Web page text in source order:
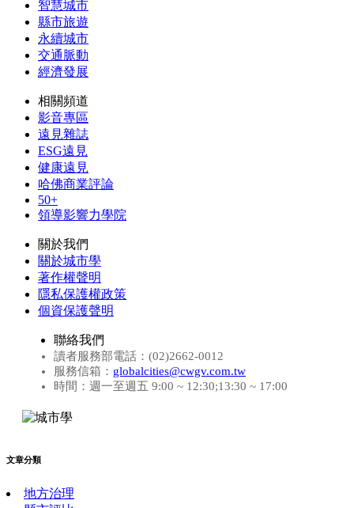
智慧城市
縣市旅遊
永續城市
交通脈動
經濟發展
相關頻道
影音專區
遠見雜誌
ESG遠見
健康遠見
哈佛商業評論
50+
領導影響力學院
關於我們
關於城市學
著作權聲明
隱私保護權政策
個資保護聲明
聯絡我們
讀者服務部電話：(02)2662-0012
服務信箱： globalcities@cwgv.com.tw
時間：週一至週五 9:00 ~ 12:30;13:30 ~ 17:00
文章分類
地方治理